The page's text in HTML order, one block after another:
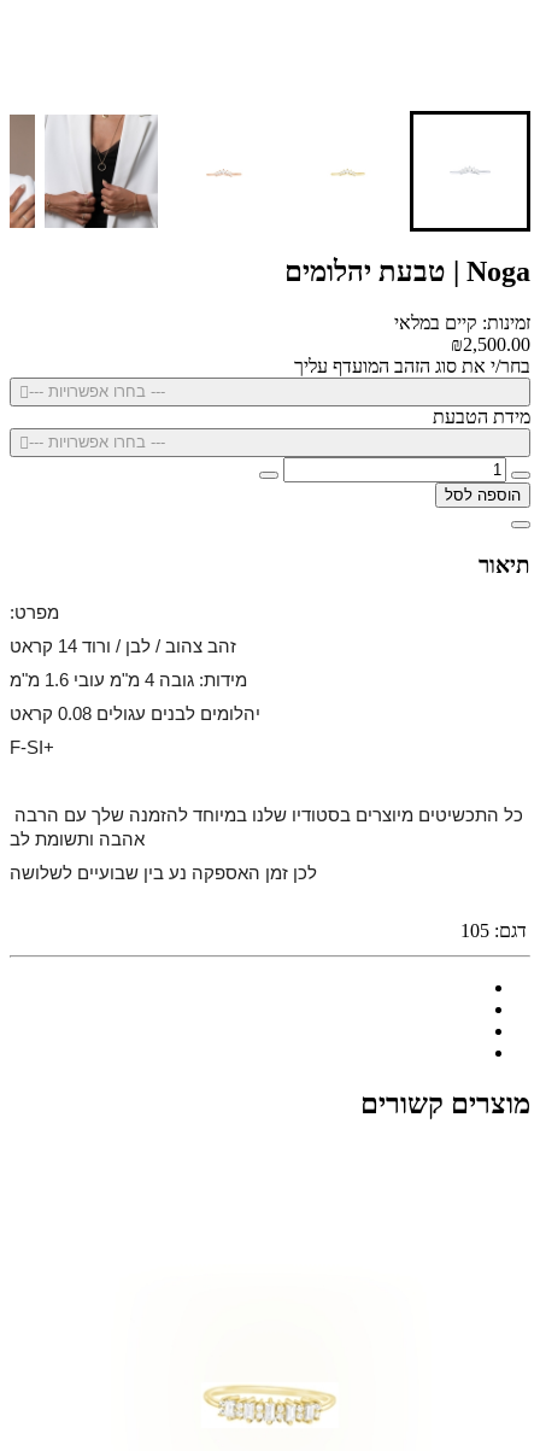
Noga | טבעת יהלומים
זמינות: קיים במלאי
₪2,500.00
בחר/י את סוג הזהב המועדף עליך
--- בחרו אפשרויות ---
מידת הטבעת
--- בחרו אפשרויות ---
הוספה לסל
תיאור
:מפרט
זהב צהוב / לבן / ורוד 14 קראט
מידות: גובה 4 מ"מ עובי 1.6 מ"מ
יהלומים לבנים עגולים 0.08 קראט
F-SI+
אהבה ותשומת לב
לכן זמן האספקה נע בין שבועיים לשלושה
דגם: 105
מוצרים קשורים